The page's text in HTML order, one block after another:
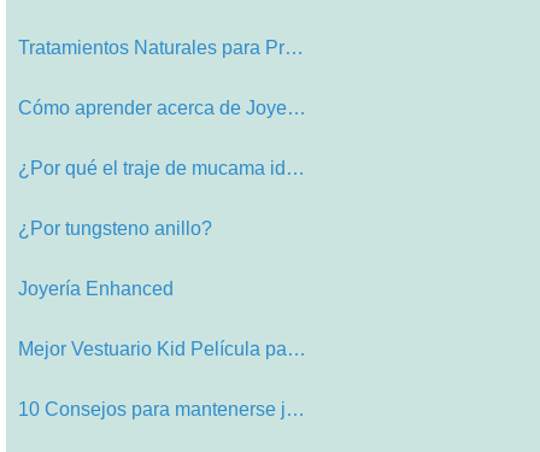
Tratamientos Naturales para Preveni…
Cómo aprender acerca de Joyería y…
¿Por qué el traje de mucama ideal…
¿Por tungsteno anillo?
Joyería Enhanced
Mejor Vestuario Kid Película para …
10 Consejos para mantenerse joven P…